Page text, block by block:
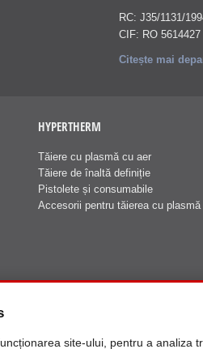
RC: J35/1131/
CIF: RO 5614427
Citește mai
HYPERTHERM
Tăiere cu plasmă cu aer
Tăiere de înaltă definiție
Pistolete și consumabile
Accesorii pentru tăierea cu plasmă
site-ului, pentru a analiza